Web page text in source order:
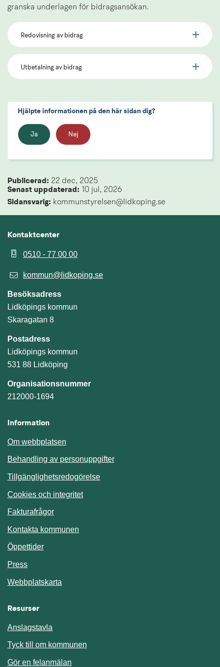
granska underlagen för bidragsansökan.
Redovisning av bidrag
Utbetalning av bidrag
Hjälpte informationen på den här sidan dig?
Ja Nej
Publicerad: 22 dec, 2025
Senast uppdaterad:
10 jul, 2026
Sidansvarig: kommunstyrelsen@lidkoping.se
Kontaktcenter
0510 - 77 00 00
kommun@lidkoping.se
Besöksadress
Lidköpings kommun
Skaragatan 8
Postadress
Lidköpings kommun
531 88 Lidköping
Organisationsnummer
212000-1694
Information
Om webbplatsen
Behandling av personuppgifter
Tillgänglighetsredogörelse
Cookies och integritet
Fakturafrågor
Kontakta kommunen
Öppettider
Press
Webbplatskarta
Resurser
Anslagstavla
Tyck till om kommunen
Gör en felanmälan